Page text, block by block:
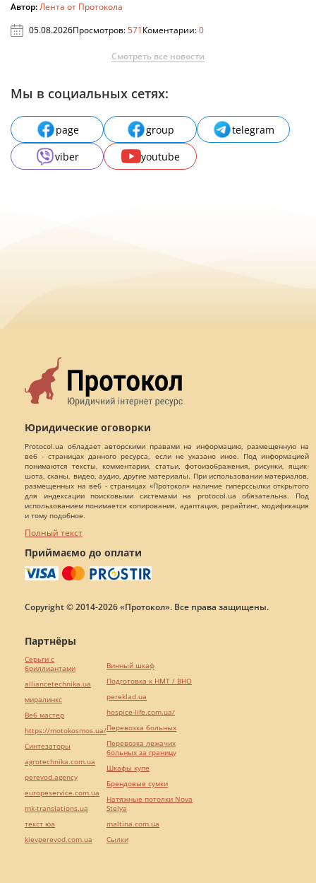
Автор:Лента от Протокола
05.08.2026Просмотров:571Коментарии:0
Смотреть все новости
Мы в социальных сетях:
page group
telegram
viber
youtube
Юридические оговорки
Protocol.ua обладает авторскими правами на информацию, размещенную на
веб - страницах данного ресурса, если не указано иное. Под информацией
понимаются тексты, комментарии, статьи, фотоизображения, рисунки, ящик-
шота, сканы, видео, аудио, другие материалы. При использовании материалов,
размещенных на веб - страницах «Протокол» наличие гиперссылки открытого
для индексации поисковыми системами на protocol.ua обязательна. Под
использованием понимается копирования, адаптация, рерайтинг, модификация
и тому подобное.
Полный текст
Приймаємо до оплати
Copyright © 2014-2026 «Протокол». Все права защищены.
Партнёры
Серьги с
бриллиантами
alliancetechnika.ua
миралинкс
Веб мастер
https://motokosmos.ua/
Синтезаторы
agrotechnika.com.ua
perevod.agency
europeservice.com.ua
mk-translations.ua
текст юа
kievperevod.com.ua
Винный шкаф
Подготовка к НМТ / ВНО
pereklad.ua
hospice-life.com.ua/
Перевозка больных
Перевозка лежачих
больных за границу
Шкафы купе
Брендовые сумки
Натяжные потолки Nova
Stelya
maltina.com.ua
Cылки